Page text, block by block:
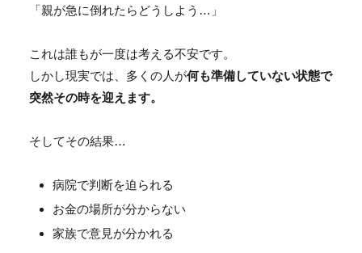
「親が急に倒れたらどうしよう…」
これは誰もが一度は考える不安です。
しかし現実では、多くの人が何も準備していない状態で
突然その時を迎えます。
そしてその結果…
病院で判断を迫られる
お金の場所が分からない
家族で意見が分かれる